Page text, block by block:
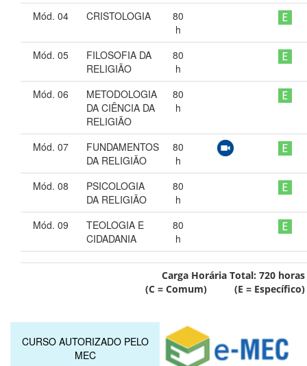
Mód. 04 CRISTOLOGIA
80
h
Mód. 05
FILOSOFIA DA
RELIGIÃO
80
h
Mód. 06
METODOLOGIA
DA CIÊNCIA DA
RELIGIÃO
80
h
Mód. 07
FUNDAMENTOS
DA RELIGIÃO
80
h
Mód. 08
PSICOLOGIA
DA RELIGIÃO
80
h
Mód. 09
TEOLOGIA E
CIDADANIA
80
h
Carga Horária Total: 720 horas
(C = Comum) (E = Específico)
CURSO AUTORIZADO PELO
MEC